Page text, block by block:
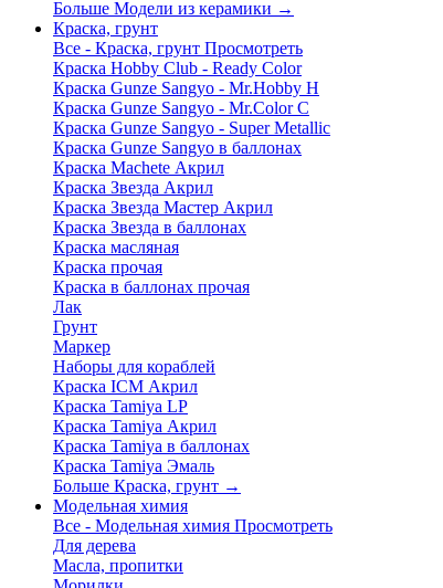
Больше Модели из керамики →
Краска, грунт
Все - Краска, грунт Просмотреть
Краска Hobby Club - Ready Color
Краска Gunze Sangyo - Mr.Hobby H
Краска Gunze Sangyo - Mr.Color C
Краска Gunze Sangyo - Super Metallic
Краска Gunze Sangyo в баллонах
Краска Machete Акрил
Краска Звезда Акрил
Краска Звезда Мастер Акрил
Краска Звезда в баллонах
Краска масляная
Краска прочая
Краска в баллонах прочая
Лак
Грунт
Маркер
Наборы для кораблей
Краска ICM Акрил
Краска Tamiya LP
Краска Tamiya Акрил
Краска Tamiya в баллонах
Краска Tamiya Эмаль
Больше Краска, грунт →
Модельная химия
Все - Модельная химия Просмотреть
Для дерева
Масла, пропитки